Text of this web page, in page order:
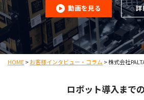
動画を見る 詳
HOME>お客様インタビュー・コラム >株式会社
ロボット導入まで